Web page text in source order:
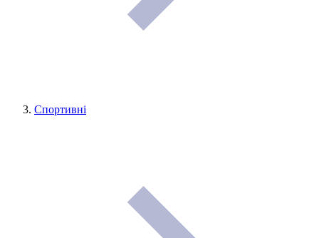
Спортивні